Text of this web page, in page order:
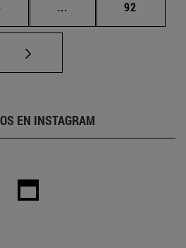
... Páginas intermedias
Página
92
EN INSTAGRAM